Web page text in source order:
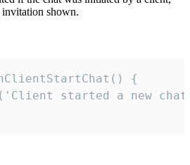
invitation shown.
{
started a new